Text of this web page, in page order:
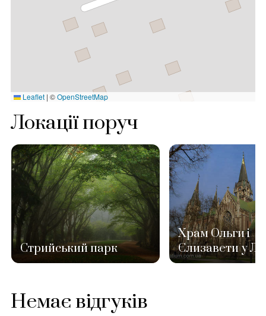
Leaflet | ©OpenStreetMap
Локації поруч
Стрийський парк
Храм Ольги і
Єлизавети у
Немає відгуків